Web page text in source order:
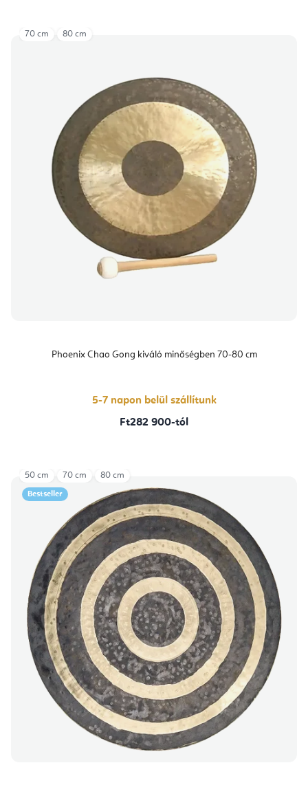
Phoenix Chao Gong kiváló minőségben 70-80 cm
5-7 napon belül szállítunk
Ft282 900-tól
70 cm 80 cm
Bestseller
50 cm 70 cm 80 cm